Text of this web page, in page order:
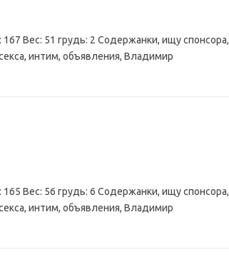
167 Вес: 51 грудь: 2 Содержанки, ищу спонсора,
интим, объявления, Владимир
165 Вес: 56 грудь: 6 Содержанки, ищу спонсора,
интим, объявления, Владимир